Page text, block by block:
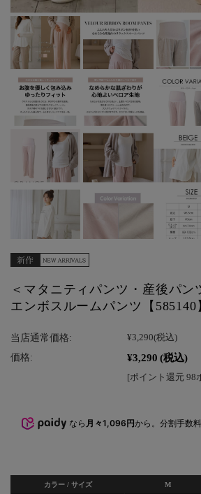
＜マタニティパンツ・産後パン
エンボスルームパンツ【585140
当店通常価格: ¥3,290(税込)
価格: ¥3,290 (税込)
[ポイント還元 98
なら 月々1,096円から。分割手数
カラー / サイズ M